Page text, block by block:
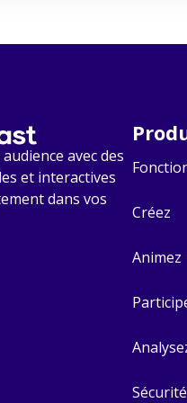
avec des
et interactives
dans vos
Créez
Animez
Sécurité